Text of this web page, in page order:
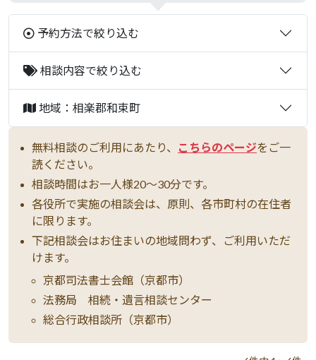
予約方法で絞り込む
相談内容で絞り込む
地域：相楽郡和束町
無料相談のご利用にあたり、 こちらのページをご一
読ください。
相談時間はお一人様20～30分です。
各役所で実施の相談会は、原則、各市町村の在住者
に限ります。
下記相談会はお住まいの地域問わず、ご利用いただ
けます。
京都司法書士会館（京都市）
法務局 相続・遺言相談センター
総合行政相談所（京都市）